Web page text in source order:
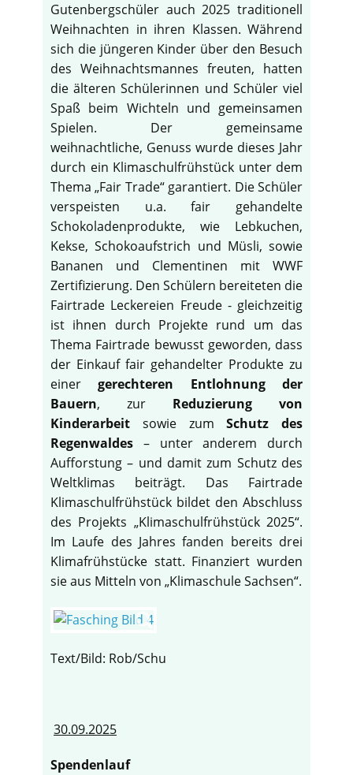
Gutenbergschüler auch 2025 traditionell
Weihnachten in ihren Klassen. Während
sich die jüngeren Kinder über den Besuch
des Weihnachtsmannes freuten, hatten
die älteren Schülerinnen und Schüler viel
Spaß beim Wichteln und gemeinsamen
Spielen. Der gemeinsame
weihnachtliche, Genuss wurde dieses Jahr
durch ein Klimaschulfrühstück unter dem
Thema „Fair Trade“ garantiert. Die Schüler
verspeisten u.a. fair gehandelte
Schokoladenprodukte, wie Lebkuchen,
Kekse, Schokoaufstrich und Müsli, sowie
Bananen und Clementinen mit WWF
Zertifizierung. Den Schülern bereiteten die
Fairtrade Leckereien Freude - gleichzeitig
ist ihnen durch Projekte rund um das
Thema Fairtrade bewusst geworden, dass
der Einkauf fair gehandelter Produkte zu
einergerechteren Entlohnung der
Bauern, zur Reduzierung von
Kinderarbeit sowie zumSchutz des
Regenwaldes – unter anderem durch
Aufforstung – und damit zum Schutz des
Weltklimas beiträgt. Das Fairtrade
Klimaschulfrühstück bildet den Abschluss
des Projekts „Klimaschulfrühstück 2025“.
Im Laufe des Jahres fanden bereits drei
Klimafrühstücke statt. Finanziert wurden
sie aus Mitteln von „Klimaschule Sachsen“.
Text/Bild: Rob/Schu
30.09.2025
Spendenlauf